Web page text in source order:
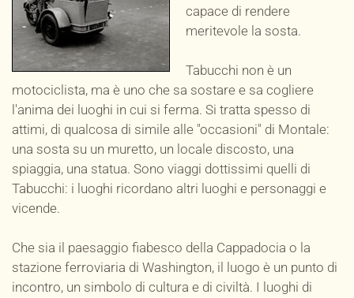
capace di rendere
meritevole la sosta.
Tabucchi non è un
motociclista, ma è uno che sa sostare e sa cogliere
l'anima dei luoghi in cui si ferma. Si tratta spesso di
attimi, di qualcosa di simile alle "occasioni" di Montale:
una sosta su un muretto, un locale discosto, una
spiaggia, una statua. Sono viaggi dottissimi quelli di
Tabucchi: i luoghi ricordano altri luoghi e personaggi e
vicende.
Che sia il paesaggio fiabesco della Cappadocia o la
stazione ferroviaria di Washington, il luogo è un punto di
incontro, un simbolo di cultura e di civiltà. I luoghi di